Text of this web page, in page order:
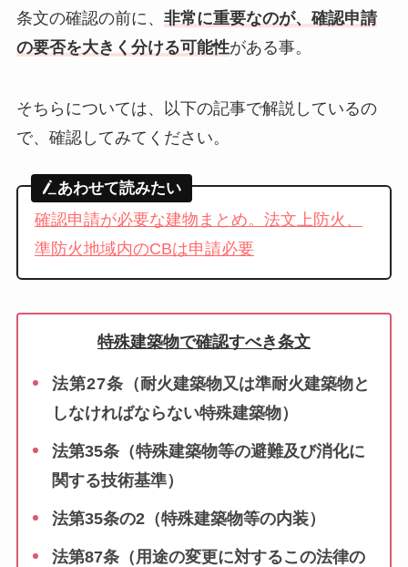
条文の確認の前に、 非常に重要なのが、確認申請
の要否を大きく分ける可能性がある事。
そちらについては、以下の記事で解説しているの
で、確認してみてください。
あわせて読みたい
確認申請が必要な建物まとめ。法文上防火、
準防火地域内のCBは申請必要
特殊建築物で確認すべき条文
法第27条 （耐火建築物又は準耐火建築物と
しなければならない特殊建築物）
法第35条 （特殊建築物等の避難及び消化に
関する技術基準）
法第35条の2 （特殊建築物等の内装）
法第87条 （用途の変更に対するこの法律の